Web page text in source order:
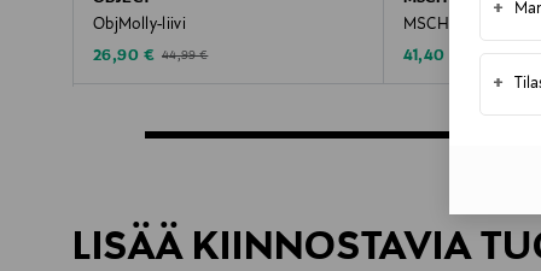
+
+
ObjMolly-liivi
Discounted Price
26,90 € Original Price
44,99 €
MSCHFranciska-liivi
Discounted Price
41,40 € Original Price
69,95 €
LISÄÄ KIINNOSTAVIA